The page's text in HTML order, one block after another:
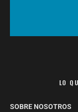
LO
SOBRE NOSOTROS